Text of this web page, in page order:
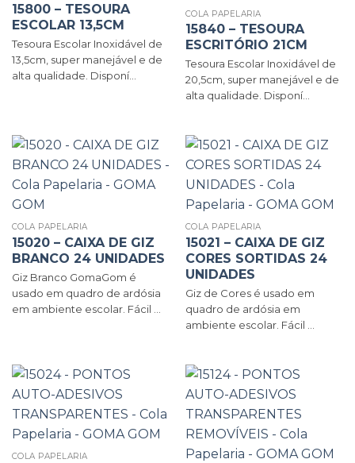
15800 – TESOURA
ESCOLAR 13,5CM
Tesoura Escolar Inoxidável de
13,5cm, super manejável e de
alta qualidade. Disponí...
COLA PAPELARIA
15840 – TESOURA
ESCRITÓRIO 21CM
Tesoura Escolar Inoxidável de
20,5cm, super manejável e de
alta qualidade. Disponí...
COLA PAPELARIA
15020 – CAIXA DE GIZ
BRANCO 24 UNIDADES
Giz Branco GomaGom é
usado em quadro de ardósia
em ambiente escolar. Fácil ...
COLA PAPELARIA
15021 – CAIXA DE GIZ
CORES SORTIDAS 24
UNIDADES
Giz de Cores é usado em
quadro de ardósia em
ambiente escolar. Fácil ...
COLA PAPELARIA